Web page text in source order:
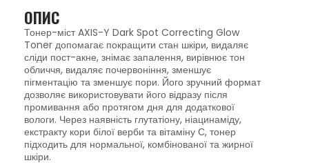
ОПИС
Тонер-міст AXIS-Y Dark Spot Correcting Glow
Toner допомагає покращити стан шкіри, видаляє
сліди пост-акне, знімає запалення, вирівнює тон
обличчя, видаляє почервоніння, зменшує
пігментацію та зменшує пори. Його зручний формат
дозволяє використовувати його відразу після
промивання або протягом дня для додаткової
вологи. Через наявність глутатіону, ніацинаміду,
екстракту кори білої верби та вітаміну С, тонер
підходить для нормальної, комбінованої та жирної
шкіри.